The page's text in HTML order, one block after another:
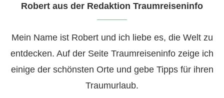
Robert aus der Redaktion Traumreiseninfo
Mein Name ist Robert und ich liebe es, die Welt zu
entdecken. Auf der Seite Traumreiseninfo zeige ich
einige der schönsten Orte und gebe Tipps für ihren
Traumurlaub.